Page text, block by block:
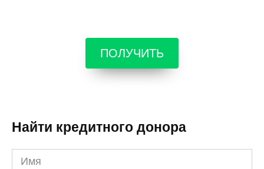
ПОЛУЧИТЬ
Найти кредитного донора
Имя